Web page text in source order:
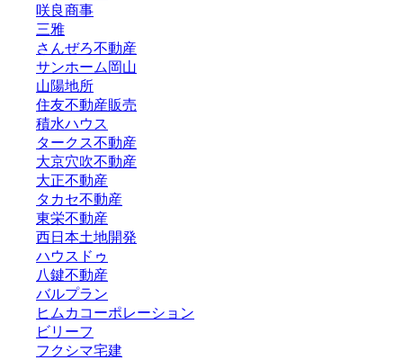
咲良商事
三雅
さんぜろ不動産
サンホーム岡山
山陽地所
住友不動産販売
積水ハウス
タークス不動産
大京穴吹不動産
大正不動産
タカセ不動産
東栄不動産
西日本土地開発
ハウスドゥ
八鍵不動産
バルプラン
ヒムカコーポレーション
ビリーフ
フクシマ宅建